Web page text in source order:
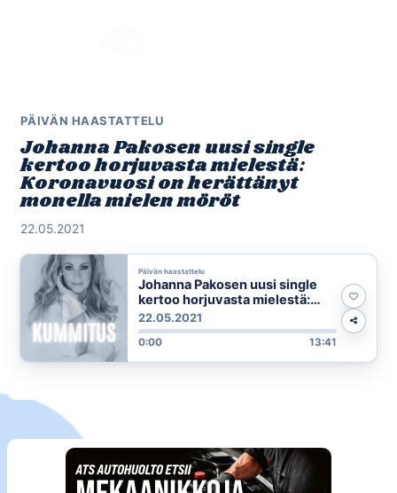
PÄIVÄN HAASTATTELU
Johanna Pakosen uusi single
kertoo horjuvasta mielestä:
Koronavuosi on herättänyt
monella mielen möröt
22.05.2021
Päivän haastattelu
Johanna Pakosen uusi single
kertoo horjuvasta mielestä:
Koronavuosi on herättänyt
monella mielen möröt
22.05.2021
0:00 13:41